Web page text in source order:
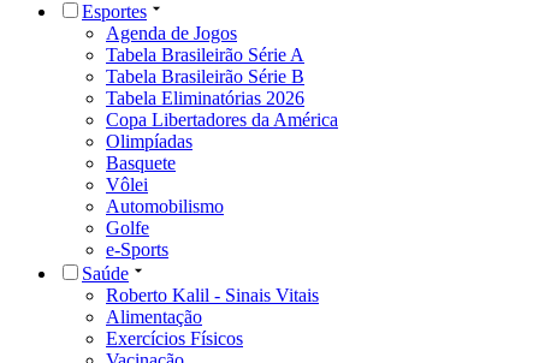
Esportes
Agenda de Jogos
Tabela Brasileirão Série A
Tabela Brasileirão Série B
Tabela Eliminatórias 2026
Copa Libertadores da América
Olimpíadas
Basquete
Vôlei
Automobilismo
Golfe
e-Sports
Saúde
Roberto Kalil - Sinais Vitais
Alimentação
Exercícios Físicos